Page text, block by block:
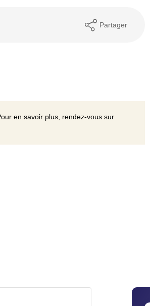
Partager
en savoir plus, rendez-vous sur